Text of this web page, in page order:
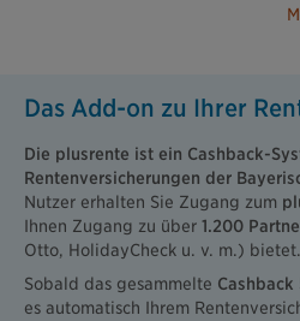
Das Add-on zu Ihrer
Die plusrente ist ein Cashback-
Rentenversicherungen der
Nutzer erhalten Sie Zugang zum
Ihnen Zugang zu über 1.200
Otto, HolidayCheck u. v. m.) bietet.
Sobald das gesammelte Cashback
es automatisch Ihrem